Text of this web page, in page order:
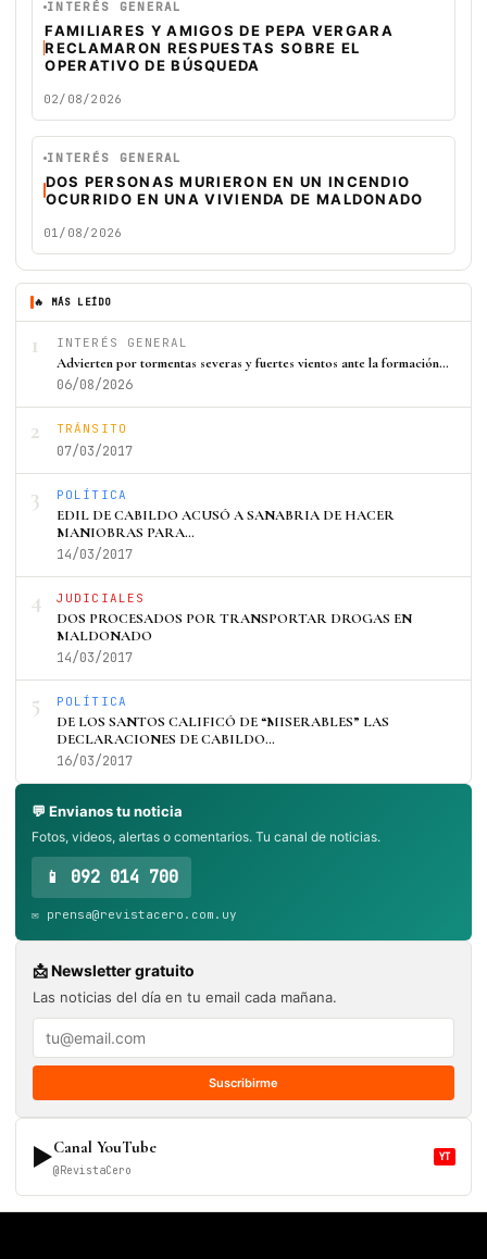
INTERÉS GENERAL
FAMILIARES Y AMIGOS DE PEPA VERGARA
RECLAMARON RESPUESTAS SOBRE EL
OPERATIVO DE BÚSQUEDA
02/08/2026
INTERÉS GENERAL
DOS PERSONAS MURIERON EN UN INCENDIO
OCURRIDO EN UNA VIVIENDA DE MALDONADO
01/08/2026
🔥 MÁS LEÍDO
1 INTERÉS GENERAL
Advierten por tormentas severas y fuertes vientos ante la formación…
06/08/2026
2 TRÁNSITO
07/03/2017
3 POLÍTICA
EDIL DE CABILDO ACUSÓ A SANABRIA DE HACER
MANIOBRAS PARA…
14/03/2017
4 JUDICIALES
DOS PROCESADOS POR TRANSPORTAR DROGAS EN
MALDONADO
14/03/2017
5 POLÍTICA
DE LOS SANTOS CALIFICÓ DE “MISERABLES” LAS
DECLARACIONES DE CABILDO…
16/03/2017
💬 Envianos tu noticia
Fotos, videos, alertas o comentarios. Tu canal de noticias.
📱 092 014 700
✉️ prensa@revistacero.com.uy
📩 Newsletter gratuito
Las noticias del día en tu email cada mañana.
Suscribirme
▶Canal YouTube
@RevistaCero
YT